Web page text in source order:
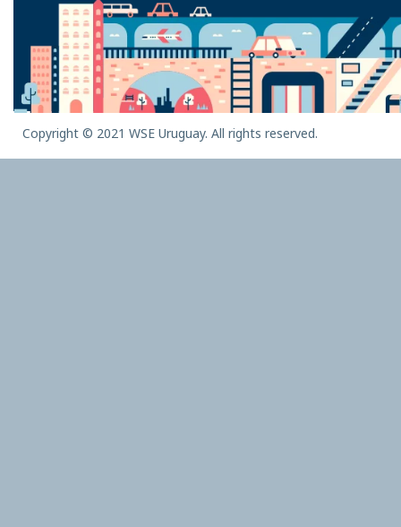
Copyright © 2021 WSE Uruguay. All rights reserved.